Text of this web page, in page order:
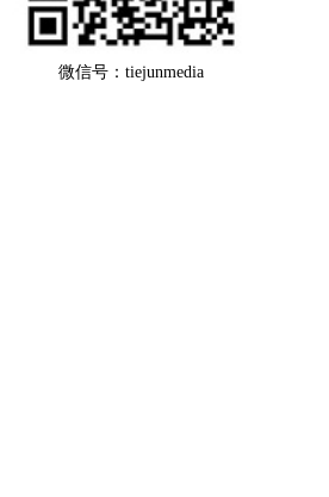
微信号：tiejunmedia